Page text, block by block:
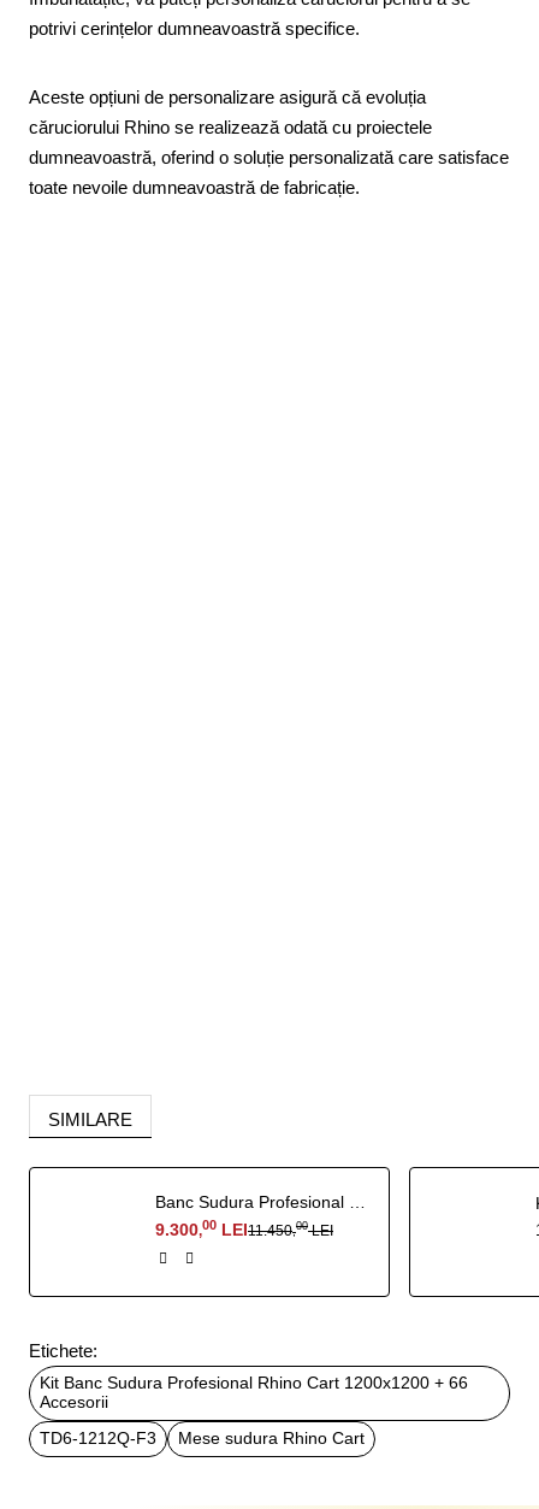
potrivi cerințelor dumneavoastră specifice.
Aceste opțiuni de personalizare asigură că evoluția
căruciorului Rhino se realizează odată cu proiectele
dumneavoastră, oferind o soluție personalizată care satisface
toate nevoile dumneavoastră de fabricație.
SIMILARE
Banc Sudura Profesional Rhino Cart Mobile Working Station
9.300,00 LEI11.450,00LEI
Etichete:
Kit Banc Sudura Profesional Rhino Cart 1200x1200 + 66
Accesorii
TD6-1212Q-F3
Mese sudura Rhino Cart